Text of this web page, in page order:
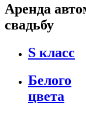
Аренда
свадьбу
S класс
Белого
цвета